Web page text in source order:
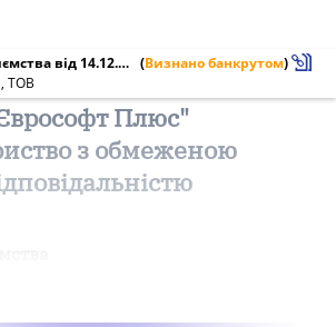
Карта підприємства від 14.12.2010 № 35658191 (Визнано банкрутом)
ТОВ
Плюс"
з обмеженою